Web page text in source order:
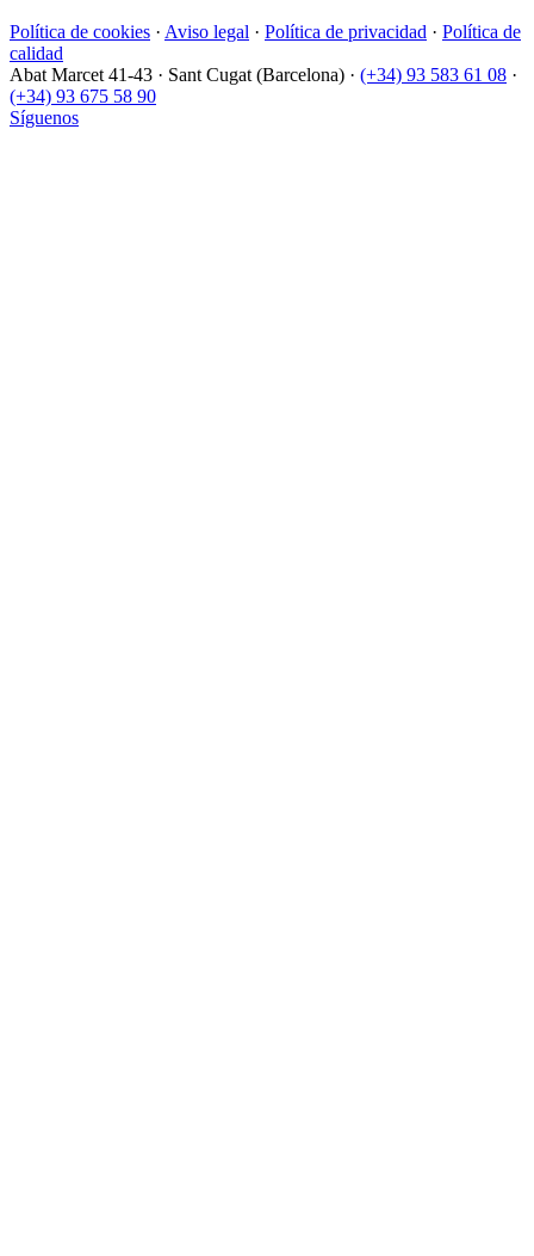
Política de cookies · Aviso legal · Política de privacidad · Política de
calidad
Abat Marcet 41-43 · Sant Cugat (Barcelona) · (+34) 93 583 61 08 ·
(+34) 93 675 58 90
Síguenos